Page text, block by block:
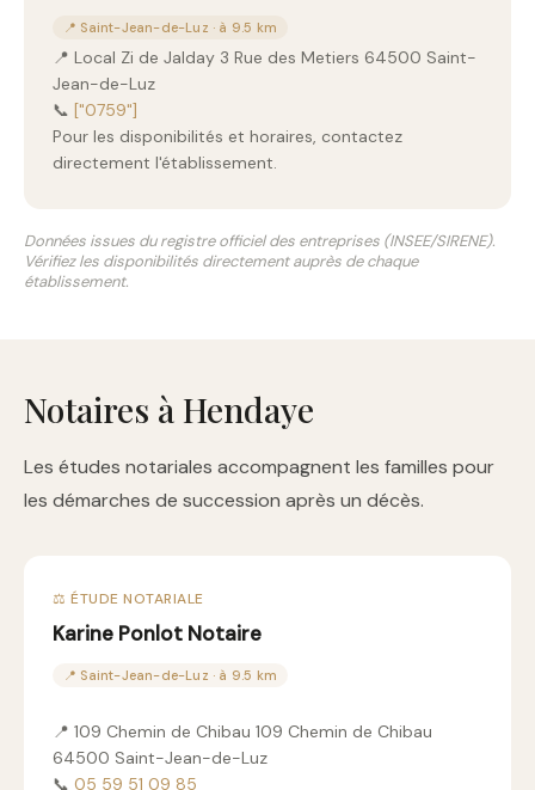
📍 Saint-Jean-de-Luz · à 9.5 km
📍 Local Zi de Jalday 3 Rue des Metiers 64500 Saint-
Jean-de-Luz
📞 ["0759"]
Pour les disponibilités et horaires, contactez
directement l'établissement.
Données issues du registre officiel des entreprises (INSEE/SIRENE).
Vérifiez les disponibilités directement auprès de chaque
établissement.
Notaires à Hendaye
Les études notariales accompagnent les familles pour
les démarches de succession après un décès.
⚖️ ÉTUDE NOTARIALE
Karine Ponlot Notaire
📍 Saint-Jean-de-Luz · à 9.5 km
📍 109 Chemin de Chibau 109 Chemin de Chibau
64500 Saint-Jean-de-Luz
📞 05 59 51 09 85